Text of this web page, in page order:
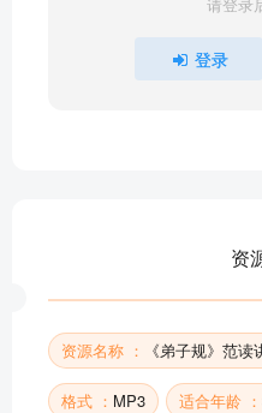
朝起早，夜眠迟，老易
事诸父，如事父；事诸
尊长前，声要低，低不
亲有疾，药先尝
部分目录展示 ▶ 下载后
登录
资
资源名称 ： 《弟子规》范读
格式 ： MP3 适合年龄 ：